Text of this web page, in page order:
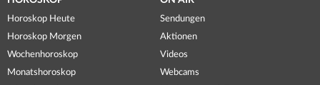
Horoskop Heute
Horoskop Morgen
Wochenhoroskop
Monatshoroskop
Sendungen
Aktionen
Videos
Webcams